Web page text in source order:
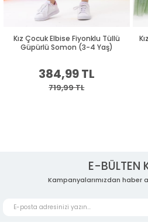
Kız Çocuk Elbise Fiyonklu Tüllü
Güpürlü Somon (3-4 Yaş)
384,99 TL
719,99 TL
E-BÜLTEN
Kampanyalarımızdan haber